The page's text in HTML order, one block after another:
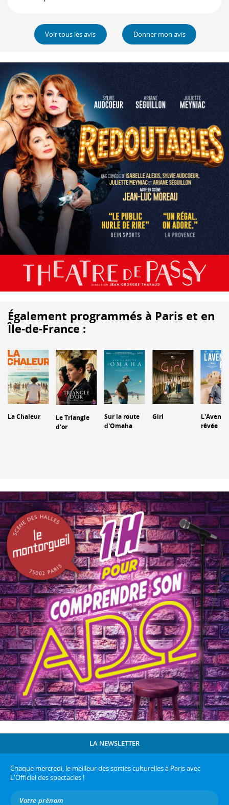
Voir tous les avis Donner mon avis
Également programmés à Paris et en
Île-de-France :
La Chaleur
Le Triangle
d'or
Sur la route
d'Omaha
Girl
rêvée
LA NEWSLETTER
Chaque mercredi, le meilleur des sorties culturelles à Paris avec
L'Officiel des spectacles !